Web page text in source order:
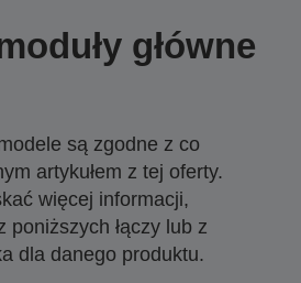
główne
są zgodne z co
artykułem z tej oferty.
więcej informacji,
poniższych łączy lub z
dla danego produktu.